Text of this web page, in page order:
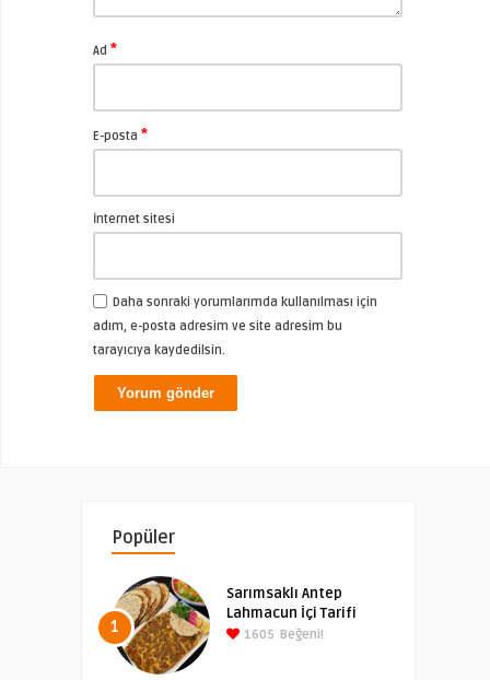
Ad *
E-posta *
İnternet sitesi
Daha sonraki yorumlarımda kullanılması için
adım, e-posta adresim ve site adresim bu
tarayıcıya kaydedilsin.
Popüler
1
Sarımsaklı Antep
Lahmacun İçi Tarifi
1605 Beğeni!